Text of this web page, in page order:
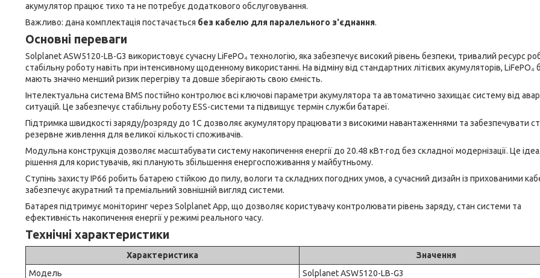
акумулятор працює тихо та не потребує додаткового обслуговування.
Важливо: дана комплектація постачається без кабелю для паралельного з'єднання.
Основні переваги
Solplanet ASW5120-LB-G3 використовує сучасну LiFePO₄ технологію, яка забезпечує високий рівень безпеки, тривалий ресурс
стабільну роботу навіть при інтенсивному щоденному використанні. На відміну від стандартних літієвих акумуляторів, LiFePO₄
мають значно менший ризик перегріву та довше зберігають свою ємність.
Інтелектуальна система BMS постійно контролює всі ключові параметри акумулятора та автоматично захищає систему від
ситуацій. Це забезпечує стабільну роботу ESS-системи та підвищує термін служби батареї.
Підтримка швидкості заряду/розряду до 1C дозволяє акумулятору працювати з високими навантаженнями та забезпечувати
резервне живлення для великої кількості споживачів.
Модульна конструкція дозволяє масштабувати систему накопичення енергії до 20.48 кВт·год без складної модернізації. Це
рішення для користувачів, які планують збільшення енергоспоживання у майбутньому.
Ступінь захисту IP66 робить батарею стійкою до пилу, вологи та складних погодних умов, а сучасний дизайн із прихованими
забезпечує акуратний та преміальний зовнішній вигляд системи.
Батарея підтримує моніторинг через Solplanet App, що дозволяє користувачу контролювати рівень заряду, стан системи та
ефективність накопичення енергії у режимі реального часу.
Технічні характеристики
Характеристика
Значення
Модель
Solplanet ASW5120-LB-G3